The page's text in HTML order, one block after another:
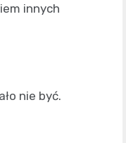
innych
nie być.